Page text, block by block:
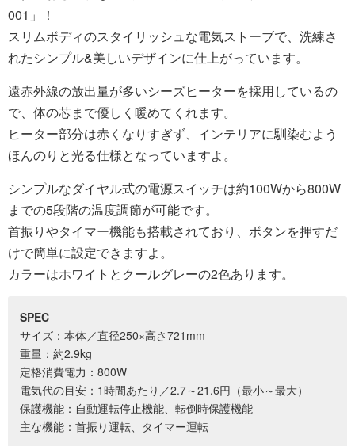
001」！
スリムボディのスタイリッシュな電気ストーブで、洗練さ
れたシンプル&美しいデザインに仕上がっています。
遠赤外線の放出量が多いシーズヒーターを採用しているの
で、体の芯まで優しく暖めてくれます。
ヒーター部分は赤くなりすぎず、インテリアに馴染むよう
ほんのりと光る仕様となっていますよ。
シンプルなダイヤル式の電源スイッチは約100Wから800W
までの5段階の温度調節が可能です。
首振りやタイマー機能も搭載されており、ボタンを押すだ
けで簡単に設定できますよ。
カラーはホワイトとクールグレーの2色あります。
SPEC
サイズ：本体／直径250×高さ721mm
重量：約2.9kg
定格消費電力：800W
電気代の目安：1時間あたり／2.7～21.6円（最小～最大）
保護機能：自動運転停止機能、転倒時保護機能
主な機能：首振り運転、タイマー運転